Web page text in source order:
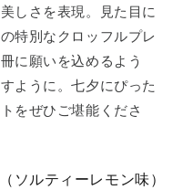
しさを表現。見た目に
特別なクロッフルプレ
に願いを込めるよう
ように。七夕にぴった
をぜひご堪能くださ
ソルティーレモン味）